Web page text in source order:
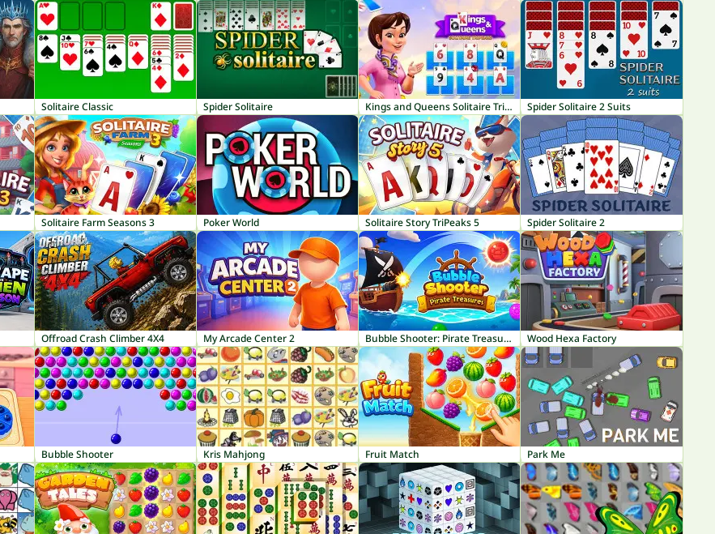
Solitaire Classic Spider Solitaire Kings and Queens Solitaire TriPeaks Spider Solitaire 2 Suits
Solitaire Farm Seasons 3 Poker World Solitaire Story TriPeaks 5 Spider Solitaire 2
Offroad Crash Climber 4X4 My Arcade Center 2 Bubble Shooter: Pirate Treasures Wood Hexa Factory
Bubble Shooter Kris Mahjong Fruit Match Park Me